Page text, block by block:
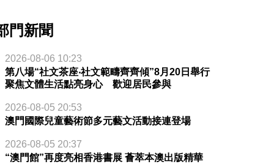
門新聞
2026-08-06 10:23
第八場“社文茶座‧社文範疇齊齊傾”8月20日舉行
聚焦文體生活點亮身心 歡迎居民參與
2026-08-05 20:53
澳門國際兒童藝術節多元藝文活動接連登場
2026-08-05 20:37
“澳門館”再度亮相香港書展 薈萃本澳出版精華